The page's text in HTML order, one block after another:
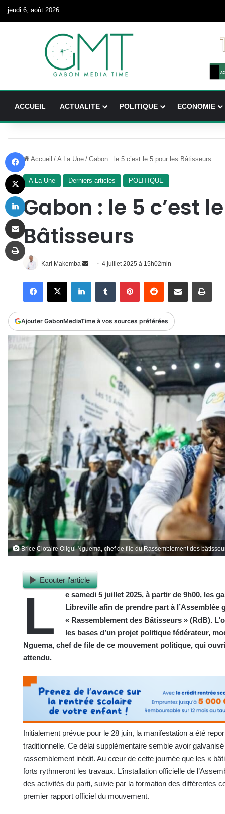
jeudi 6, août 2026
ACCUEIL ACTUALITE POLITIQUE ECONOMIE
Accueil / A La Une / Gabon : le 5 c’est le 5 pour les Bâtisseurs
A La Une Derniers articles POLITIQUE
Gabon : le 5 c’est
Bâtisseurs
Karl Makemba
Envoyer
courriel
4 juillet 2025 à 15h02min
FacebookX LinkedinTumblr PinterestReddit Partager par email
Ajouter GabonMediaTime à vos sources préférées
Brice Clotaire Oligui Nguema, chef de file du Rassemblement des
Ecouter l'article
L
e samedi 5 juillet 2025, à partir de 9h00, les
Libreville afin de prendre part à
« Rassemblement des Bâtisseurs » (RdB).
les bases d’un projet politique fédérateur,
Nguema, chef de file de ce mouvement politique, qui
attendu.
Initialement prévue pour le 28 juin, la manifestation a été
traditionnelle. Ce délai supplémentaire semble avoir
rassemblement inédit. Au cœur de cette journée que les «
forts rythmeront les travaux. L’installation officielle de
des activités du parti, suivie par la formation des différentes
premier rapport officiel du mouvement.
X
Imprimer